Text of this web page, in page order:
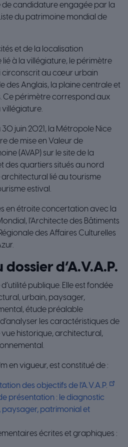
candidature engagée par la
du patrimoine mondial de
et de la localisation
à la villégiature, le périmètre
circonscrit au cœur urbain
des Anglais, la plaine centrale et
Ce périmètre correspond aux
juin 2021, la Métropole Nice
de mise en Valeur de
(AVAP) sur le site de la
des quartiers situés au nord
lié au tourisme
estival.
en étroite concertation avec la
l’Architecte des Bâtiments
des Affaires Culturelles
d’A.V.A.P.
d’utilité publique. Elle est fondée
urbain, paysager,
étude préalable
les caractéristiques de
historique, architectural,
en vigueur, est constitué de :
des objectifs de l’A.V.A.P.
présentation : le diagnostic
patrimonial et
écrites et graphiques :